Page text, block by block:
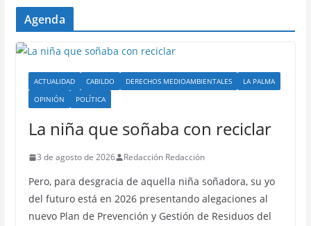
Agenda
ACTUALIDAD CABILDO DERECHOS MEDIOAMBIENTALES
LA PALMA
OPINIÓN
POLÍTICA
La niña que soñaba con reciclar
3 de agosto de 2026 Redacción Redacción
Pero, para desgracia de aquella niña soñadora, su yo
del futuro está en 2026 presentando alegaciones al
nuevo Plan de Prevención y Gestión de Residuos del